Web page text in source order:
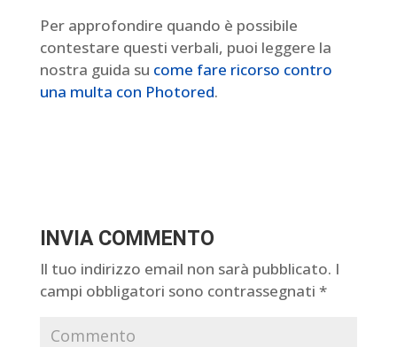
Per approfondire quando è possibile
contestare questi verbali, puoi leggere la
nostra guida su come fare ricorso contro
una multa con Photored.
INVIA COMMENTO
Il tuo indirizzo email non sarà pubblicato. I
campi obbligatori sono contrassegnati *